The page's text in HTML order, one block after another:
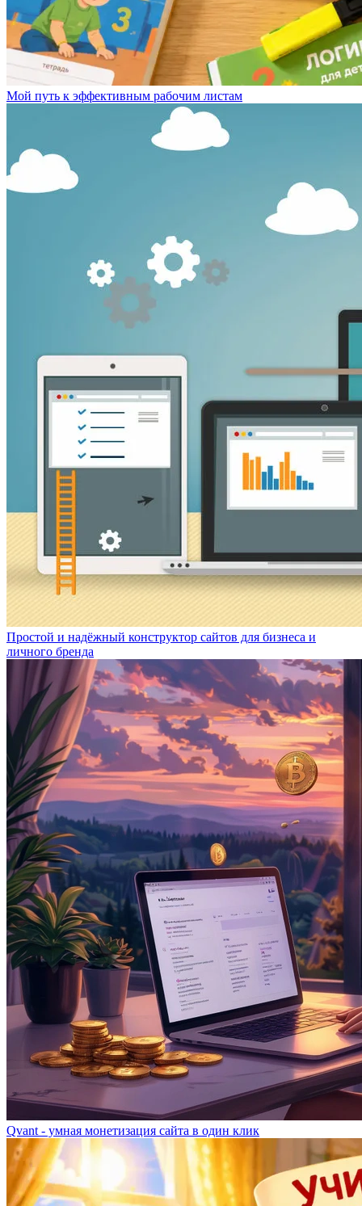
Мой путь к эффективным рабочим листам
Простой и надёжный конструктор сайтов для бизнеса и
личного бренда
Qvant - умная монетизация сайта в один клик